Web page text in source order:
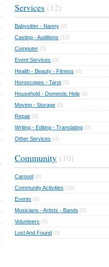
Services (12)
Babysitter - Nanny (0)
Casting - Auditions (12)
Computer (0)
Event Services (0)
Health - Beauty - Fitness (0)
Horoscopes - Tarot (0)
Household - Domestic Help (0)
Moving - Storage (0)
Repair (0)
Writing - Editing - Translating (0)
Other Services (0)
Community (10)
Carpool (0)
Community Activities (10)
Events (0)
Musicians - Artists - Bands (0)
Volunteers (0)
Lost And Found (0)